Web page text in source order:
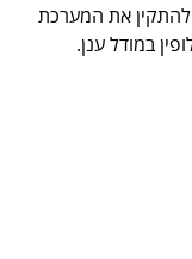
להתקין את המערכת
במודל ענן.